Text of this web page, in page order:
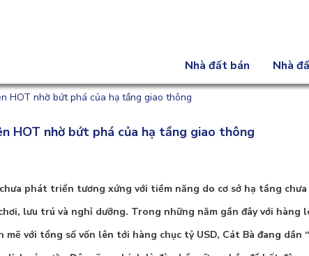
Nhà đất bán Nhà
HOT nhờ bứt phá của hạ tầng giao thông
HOT nhờ bứt phá của hạ tầng giao thông
phát triển tương xứng với tiềm năng do cơ sở hạ tầng chưa
lưu trú và nghỉ dưỡng. Trong những năm gần đây với hàng
với tổng số vốn lên tới hàng chục tỷ USD, Cát Bà đang dần